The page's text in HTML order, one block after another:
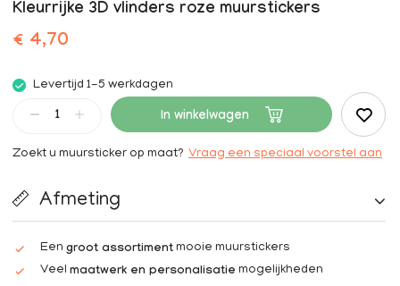
Kleurrijke 3D vlinders roze muurstickers
€ 4,70
Levertijd 1-5 werkdagen
In winkelwagen
Zoekt u muursticker op maat? Vraag een speciaal voorstel aan
Afmeting
Een groot assortiment mooie muurstickers
Veel maatwerk en personalisatie mogelijkheden